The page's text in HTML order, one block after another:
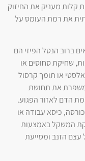
קלות מעניק את החיזוק
את רמת העומס על
ברוב הנטל הפיזי הם
שחיקת סחוסים או
או תומך קרסול
את תחושת
הדם לאזור הפגוע.
כיסא עבודה או
המשקל באמצעות
עצם הזנב ומסייעת